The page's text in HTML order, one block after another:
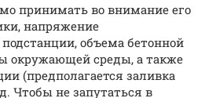
принимать во внимание его
напряжение
объема бетонной
окружающей среды, а также
(предполагается заливка
Чтобы не запутаться в